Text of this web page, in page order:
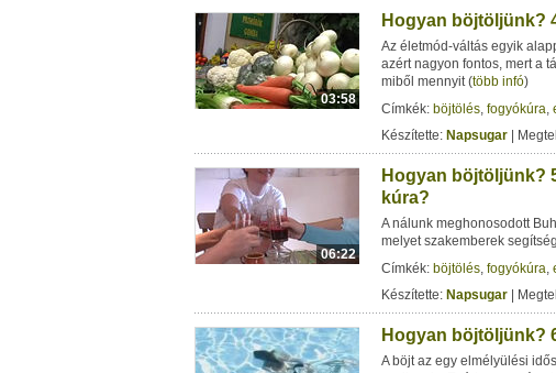
03:58
Hogyan böjtöljünk?
Az életmód-váltás egyik
azért nagyon fontos, mert a
miből mennyit (több infó)
Címkék: böjtölés, fogyókúra,
Készítette: Napsugar |
06:22
Hogyan böjtöljünk?
kúra?
A nálunk meghonosodott
melyet szakemberek
Címkék: böjtölés, fogyókúra,
Készítette: Napsugar |
Hogyan böjtöljünk?
A böjt az egy elmélyülési